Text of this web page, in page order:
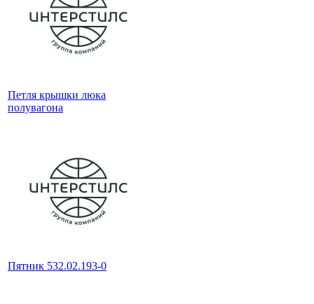
Петля крышки люка
полувагона
Пятник 532.02.193-0